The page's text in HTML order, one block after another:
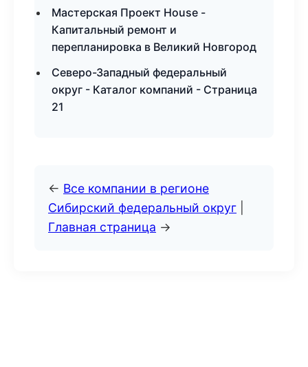
Мастерская Проект House -
Капитальный ремонт и
перепланировка в Великий Новгород
Северо-Западный федеральный
округ - Каталог компаний - Страница
21
← Все компании в регионе
Сибирский федеральный округ
Главная страница →